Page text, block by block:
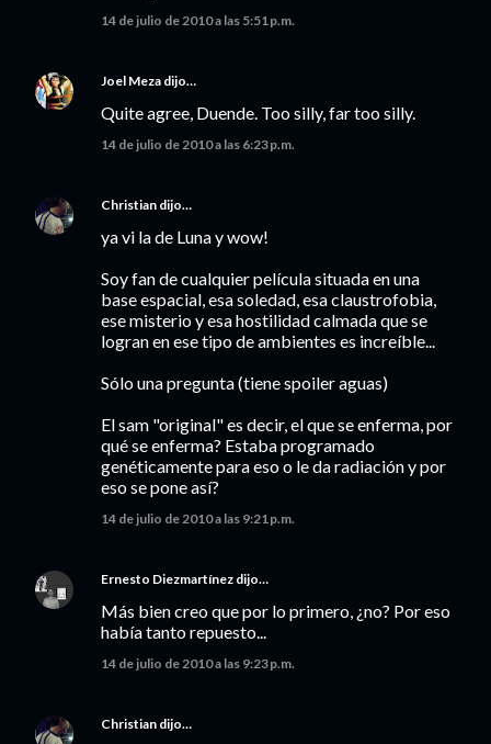
14 de julio de 2010 a las 5:51 p.m.
Joel Meza dijo…
Quite agree, Duende. Too silly, far too silly.
14 de julio de 2010 a las 6:23 p.m.
Christian dijo…
ya vi la de Luna y wow!
Soy fan de cualquier película situada en una
base espacial, esa soledad, esa claustrofobia,
ese misterio y esa hostilidad calmada que se
logran en ese tipo de ambientes es increíble...
Sólo una pregunta (tiene spoiler aguas)
El sam "original" es decir, el que se enferma, por
qué se enferma? Estaba programado
genéticamente para eso o le da radiación y por
eso se pone así?
14 de julio de 2010 a las 9:21 p.m.
Ernesto Diezmartínez dijo…
Más bien creo que por lo primero, ¿no? Por eso
había tanto repuesto...
14 de julio de 2010 a las 9:23 p.m.
Christian dijo…